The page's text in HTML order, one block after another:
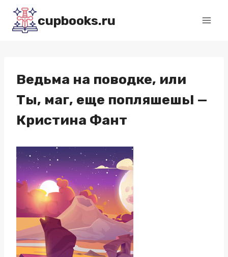
Перейти
содержимому
cupbooks.ru
Ведьма на поводке, или
Ты, маг, еще попляшешь! —
Кристина Фант